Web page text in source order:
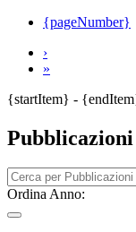
{pageNumber}
›
»
{startItem} -
Pubblicazioni
Ordina Anno: